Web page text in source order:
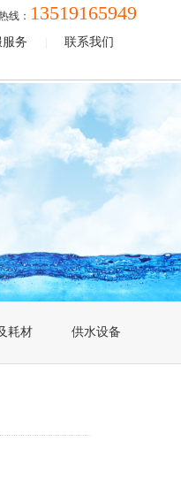
线： 13519165949
务 联系我们
耗材 供水设备